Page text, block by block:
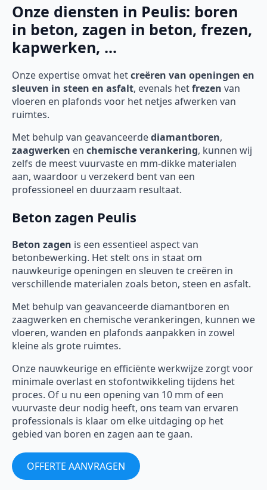
Onze diensten in Peulis: boren
in beton, zagen in beton, frezen,
kapwerken, ...
Onze expertise omvat hetcreëren van openingen en
sleuven in steen en asfalt, evenals hetfrezen van
vloeren en plafonds voor het netjes afwerken van
ruimtes.
Met behulp van geavanceerdediamantboren,
zaagwerken en chemische verankering, kunnen wij
zelfs de meest vuurvaste en mm-dikke materialen
aan, waardoor u verzekerd bent van een
professioneel en duurzaam resultaat.
Beton zagen Peulis
Beton zagen is een essentieel aspect van
betonbewerking. Het stelt ons in staat om
nauwkeurige openingen en sleuven te creëren in
verschillende materialen zoals beton, steen en asfalt.
Met behulp van geavanceerde diamantboren en
zaagwerken en chemische verankeringen, kunnen we
vloeren, wanden en plafonds aanpakken in zowel
kleine als grote ruimtes.
Onze nauwkeurige en efficiënte werkwijze zorgt voor
minimale overlast en stofontwikkeling tijdens het
proces. Of u nu een opening van 10 mm of een
vuurvaste deur nodig heeft, ons team van ervaren
professionals is klaar om elke uitdaging op het
gebied van boren en zagen aan te gaan.
OFFERTE AANVRAGEN